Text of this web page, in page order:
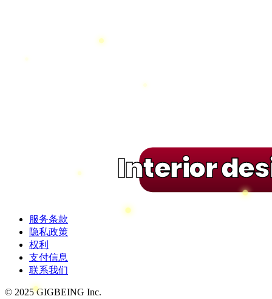
Interior
服务条款
隐私政策
权利
支付信息
联系我们
© 2025 GIGBEING Inc.